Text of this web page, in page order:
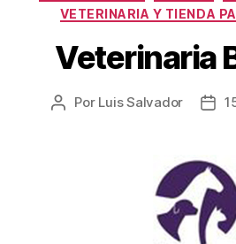
VETERINARIA Y TIENDA
Veterinaria
Por Luis Salvador